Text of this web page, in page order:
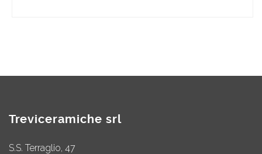
Treviceramiche srl
S.S. Terraglio, 47